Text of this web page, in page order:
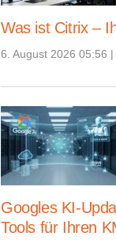
Was ist Citrix –
6. August 2026 05:56 |
Googles KI-
Tools für Ihren